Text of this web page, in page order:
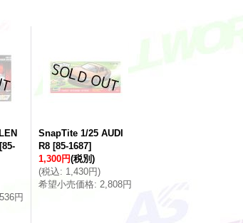
[85-
円
SnapTite 1/25 AUDI
R8 [85-1687]
1,300円(税別)
(税込: 1,430円)
希望小売価格: 2,808円